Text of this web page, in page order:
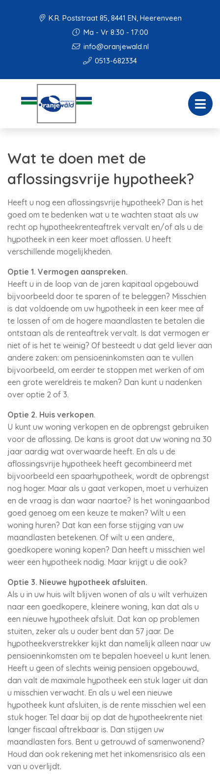
K.R. Poststraat 85, 8441 EN, Heerenveen
Ma - Vr 8:30 - 17:00
info@oranjewald.nl
0513-682334
Wat te doen met de
aflossingsvrije hypotheek?
Heeft u nog een aflossingsvrije hypotheek? Dan is het
goed om te bedenken wat u te wachten staat als uw
recht op hypotheekrenteaftrek vervalt en/of als u de
hypotheek in een keer moet aflossen. U heeft
verschillende mogelijkheden.
Optie 1. Vermogen aanspreken.
Heeft u in de loop van de jaren kapitaal opgebouwd
bijvoorbeeld door te sparen of te beleggen? Misschien
is dat voldoende om uw hypotheek in een keer mee af
te lossen of om de hogere maandlasten te betalen die
ontstaan als de renteaftrek vervalt. Is dat vermogen er
niet of is het te weinig? Of besteedt u dat geld liever aan
andere zaken: om pensioeninkomsten aan te vullen
bijvoorbeeld, om eerder te stoppen met werken of om
een grote wereldreis te maken? Dan kunt u nadenken
over optie 2 of 3.
Optie 2. Huis verkopen.
U kunt uw woning verkopen en de opbrengst gebruiken
voor de aflossing. De kans is groot dat uw woning na 30
jaar aardig wat overwaarde heeft. En als u de
aflossingsvrije hypotheek heeft gecombineerd met
bijvoorbeeld een spaarhypotheek, wordt de opbrengst
nog hoger. Maar als u gaat verkopen, moet u verhuizen
en de vraag is dan waar naartoe? Is het woningaanbod
goed genoeg om een keuze te maken? Wilt u een
woning huren? Dat kan een forse stijging van uw
maandlasten betekenen. Of wilt u een andere,
goedkopere woning kopen? Dan heeft u misschien wel
weer een hypotheek nodig. Maar krijgt u die ook?
Optie 3. Nieuwe hypotheek afsluiten.
Als u in uw huis wilt blijven wonen of als u wilt verhuizen
naar een goedkopere, kleinere woning, kan dat als u
een nieuwe hypotheek afsluit. Dat kan op problemen
stuiten, zeker als u ouder bent dan 57 jaar. De
hypotheekverstrekker kijkt dan namelijk alleen naar uw
pensioeninkomsten om te bepalen hoeveel u kunt lenen.
Heeft u geen of slechts weinig pensioen opgebouwd,
dan valt de maximale hypotheek een stuk lager uit dan
u misschien verwacht. En als u wel een nieuwe
hypotheek kunt afsluiten, is de rente misschien wel een
stuk hoger. Tel daar bij op dat de hypotheekrente niet
langer fiscaal aftrekbaar is. Dan stijgen uw
maandlasten fors. Bent u getrouwd of samenwonend?
Houd dan ook rekening met het inkomensrisico als een
van u overlijdt.